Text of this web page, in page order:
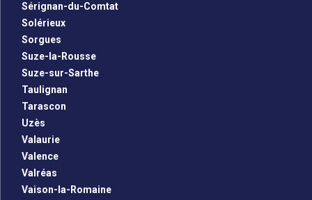
Sérignan-du-Comtat
Solérieux
Sorgues
Suze-la-Rousse
Suze-sur-Sarthe
Taulignan
Tarascon
Uzès
Valaurie
Valence
Valréas
Vaison-la-Romaine